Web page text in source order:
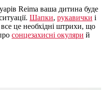
Reima ваша дитина буде
Шапки, рукавички і
це необхідні штрихи, що
сонцезахисні окуляри й